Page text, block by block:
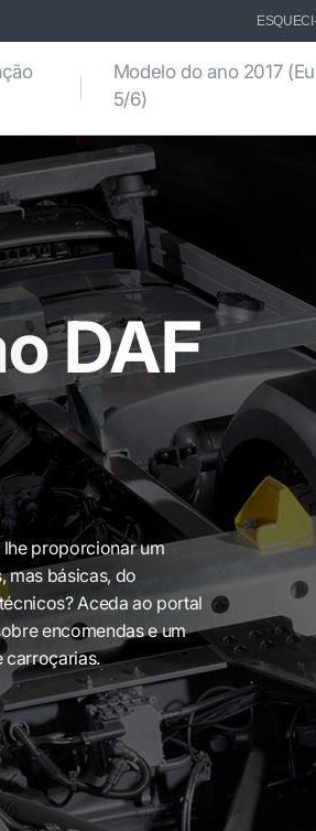
Modelo do ano 2017
5/6)
DAF
proporcionar um
mas básicas, do
Aceda ao portal
encomendas e um
carroçarias.